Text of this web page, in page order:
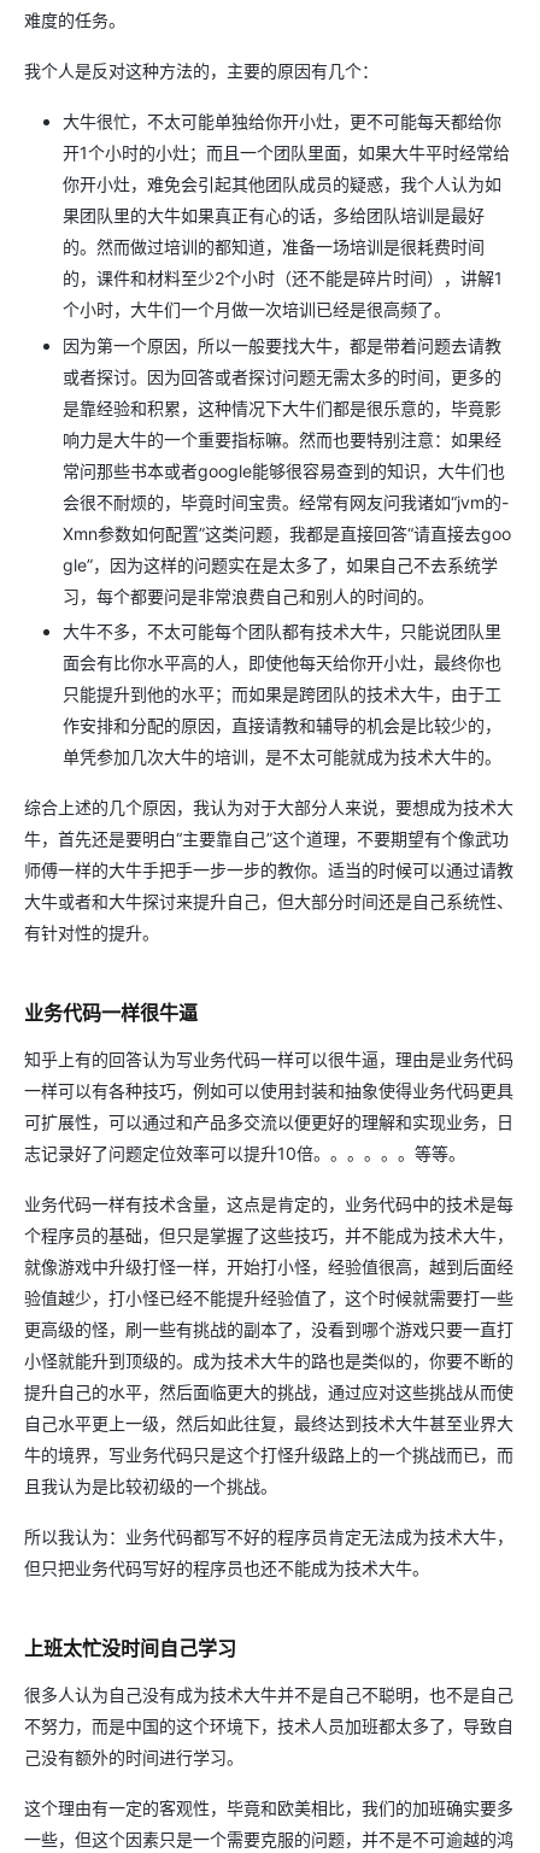
难度的任务。
我个人是反对这种方法的，主要的原因有几个：
大牛很忙，不太可能单独给你开小灶，更不可能每天都给你
开1个小时的小灶；而且一个团队里面，如果大牛平时经常给
你开小灶，难免会引起其他团队成员的疑惑，我个人认为如
果团队里的大牛如果真正有心的话，多给团队培训是最好
的。然而做过培训的都知道，准备一场培训是很耗费时间
的，课件和材料至少2个小时（还不能是碎片时间），讲解1
个小时，大牛们一个月做一次培训已经是很高频了。
因为第一个原因，所以一般要找大牛，都是带着问题去请教
或者探讨。因为回答或者探讨问题无需太多的时间，更多的
是靠经验和积累，这种情况下大牛们都是很乐意的，毕竟影
响力是大牛的一个重要指标嘛。然而也要特别注意：如果经
常问那些书本或者google能够很容易查到的知识，大牛们也
会很不耐烦的，毕竟时间宝贵。经常有网友问我诸如“jvm的-
Xmn参数如何配置”这类问题，我都是直接回答“请直接去goo
gle”，因为这样的问题实在是太多了，如果自己不去系统学
习，每个都要问是非常浪费自己和别人的时间的。
大牛不多，不太可能每个团队都有技术大牛，只能说团队里
面会有比你水平高的人，即使他每天给你开小灶，最终你也
只能提升到他的水平；而如果是跨团队的技术大牛，由于工
作安排和分配的原因，直接请教和辅导的机会是比较少的，
单凭参加几次大牛的培训，是不太可能就成为技术大牛的。
综合上述的几个原因，我认为对于大部分人来说，要想成为技术大
牛，首先还是要明白“主要靠自己”这个道理，不要期望有个像武功
师傅一样的大牛手把手一步一步的教你。适当的时候可以通过请教
大牛或者和大牛探讨来提升自己，但大部分时间还是自己系统性、
有针对性的提升。
业务代码一样很牛逼
知乎上有的回答认为写业务代码一样可以很牛逼，理由是业务代码
一样可以有各种技巧，例如可以使用封装和抽象使得业务代码更具
可扩展性，可以通过和产品多交流以便更好的理解和实现业务，日
志记录好了问题定位效率可以提升10倍。。。。。。等等。
业务代码一样有技术含量，这点是肯定的，业务代码中的技术是每
个程序员的基础，但只是掌握了这些技巧，并不能成为技术大牛，
就像游戏中升级打怪一样，开始打小怪，经验值很高，越到后面经
验值越少，打小怪已经不能提升经验值了，这个时候就需要打一些
更高级的怪，刷一些有挑战的副本了，没看到哪个游戏只要一直打
小怪就能升到顶级的。成为技术大牛的路也是类似的，你要不断的
提升自己的水平，然后面临更大的挑战，通过应对这些挑战从而使
自己水平更上一级，然后如此往复，最终达到技术大牛甚至业界大
牛的境界，写业务代码只是这个打怪升级路上的一个挑战而已，而
且我认为是比较初级的一个挑战。
所以我认为：业务代码都写不好的程序员肯定无法成为技术大牛，
但只把业务代码写好的程序员也还不能成为技术大牛。
上班太忙没时间自己学习
很多人认为自己没有成为技术大牛并不是自己不聪明，也不是自己
不努力，而是中国的这个环境下，技术人员加班都太多了，导致自
己没有额外的时间进行学习。
这个理由有一定的客观性，毕竟和欧美相比，我们的加班确实要多
一些，但这个因素只是一个需要克服的问题，并不是不可逾越的鸿